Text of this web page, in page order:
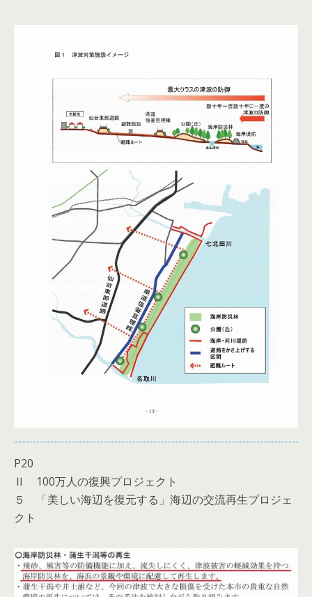
P20
Ⅱ 100万人の復興プロジェクト
５ 「美しい海辺を復元する」海辺の交流再生プロジェ
クト